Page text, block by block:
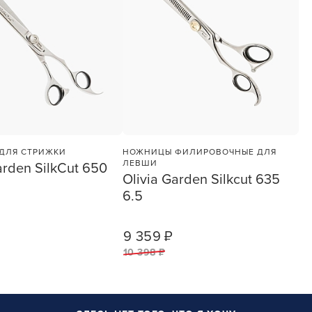
СТРИЖКИ
SilkСut 650
НОЖНИЦЫ ФИЛИРОВОЧНЫЕ ДЛЯ
ЛЕВШИ
Olivia Garden Silkcut 635
6.5
9 359 ₽
10 398 ₽
УСТАНОВЛЮ ПОЗЖЕ